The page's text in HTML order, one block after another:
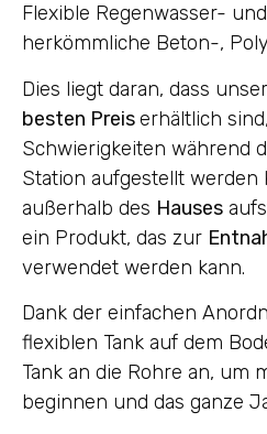
Flexible Regenwasser-
herkömmliche Beton-,
Dies liegt daran, dass
besten Preiserhältlich
Schwierigkeiten während
Station aufgestellt
außerhalb des Hauses
ein Produkt, das zur
verwendet werden kann.
Dank der einfachen
flexiblen Tank auf dem
Tank an die Rohre an, um
beginnen und das ganze